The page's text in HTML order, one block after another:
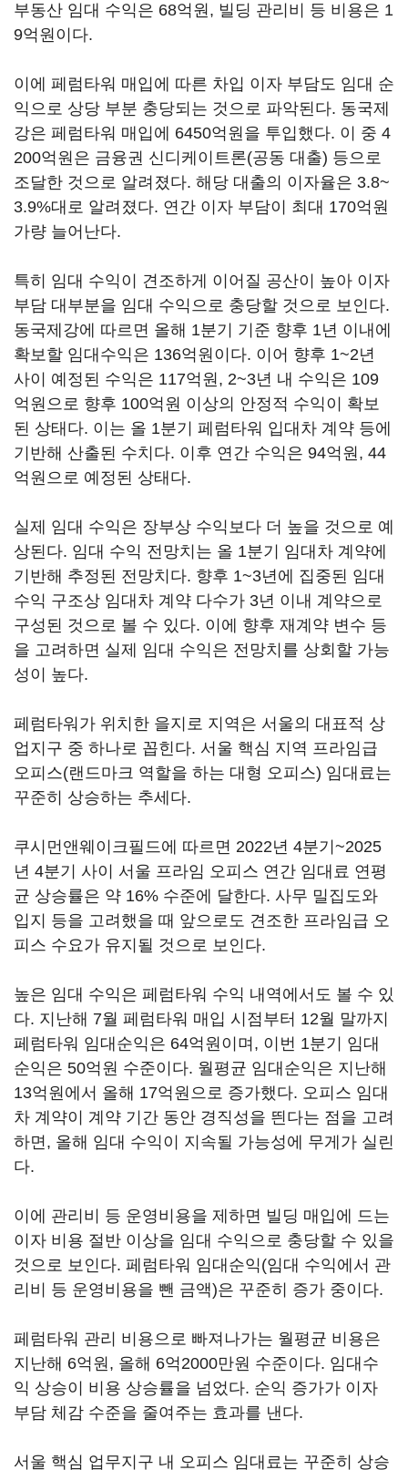
부동산 임대 수익은 68억원, 빌딩 관리비 등 비용은 1
9억원이다.
이에 페럼타워 매입에 따른 차입 이자 부담도 임대 순
익으로 상당 부분 충당되는 것으로 파악된다. 동국제
강은 페럼타워 매입에 6450억원을 투입했다. 이 중 4
200억원은 금융권 신디케이트론(공동 대출) 등으로
조달한 것으로 알려졌다. 해당 대출의 이자율은 3.8~
3.9%대로 알려졌다. 연간 이자 부담이 최대 170억원
가량 늘어난다.
특히 임대 수익이 견조하게 이어질 공산이 높아 이자
부담 대부분을 임대 수익으로 충당할 것으로 보인다.
동국제강에 따르면 올해 1분기 기준 향후 1년 이내에
확보할 임대수익은 136억원이다. 이어 향후 1~2년
사이 예정된 수익은 117억원, 2~3년 내 수익은 109
억원으로 향후 100억원 이상의 안정적 수익이 확보
된 상태다. 이는 올 1분기 페럼타워 입대차 계약 등에
기반해 산출된 수치다. 이후 연간 수익은 94억원, 44
억원으로 예정된 상태다.
실제 임대 수익은 장부상 수익보다 더 높을 것으로 예
상된다. 임대 수익 전망치는 올 1분기 임대차 계약에
기반해 추정된 전망치다. 향후 1~3년에 집중된 임대
수익 구조상 임대차 계약 다수가 3년 이내 계약으로
구성된 것으로 볼 수 있다. 이에 향후 재계약 변수 등
을 고려하면 실제 임대 수익은 전망치를 상회할 가능
성이 높다.
페럼타워가 위치한 을지로 지역은 서울의 대표적 상
업지구 중 하나로 꼽힌다. 서울 핵심 지역 프라임급
오피스(랜드마크 역할을 하는 대형 오피스) 임대료는
꾸준히 상승하는 추세다.
쿠시먼앤웨이크필드에 따르면 2022년 4분기~2025
년 4분기 사이 서울 프라임 오피스 연간 임대료 연평
균 상승률은 약 16% 수준에 달한다. 사무 밀집도와
입지 등을 고려했을 때 앞으로도 견조한 프라임급 오
피스 수요가 유지될 것으로 보인다.
높은 임대 수익은 페럼타워 수익 내역에서도 볼 수 있
다. 지난해 7월 페럼타워 매입 시점부터 12월 말까지
페럼타워 임대순익은 64억원이며, 이번 1분기 임대
순익은 50억원 수준이다. 월평균 임대순익은 지난해
13억원에서 올해 17억원으로 증가했다. 오피스 임대
차 계약이 계약 기간 동안 경직성을 띈다는 점을 고려
하면, 올해 임대 수익이 지속될 가능성에 무게가 실린
다.
이에 관리비 등 운영비용을 제하면 빌딩 매입에 드는
이자 비용 절반 이상을 임대 수익으로 충당할 수 있을
것으로 보인다. 페럼타워 임대순익(임대 수익에서 관
리비 등 운영비용을 뺀 금액)은 꾸준히 증가 중이다.
페럼타워 관리 비용으로 빠져나가는 월평균 비용은
지난해 6억원, 올해 6억2000만원 수준이다. 임대수
익 상승이 비용 상승률을 넘었다. 순익 증가가 이자
부담 체감 수준을 줄여주는 효과를 낸다.
서울 핵심 업무지구 내 오피스 임대료는 꾸준히 상승